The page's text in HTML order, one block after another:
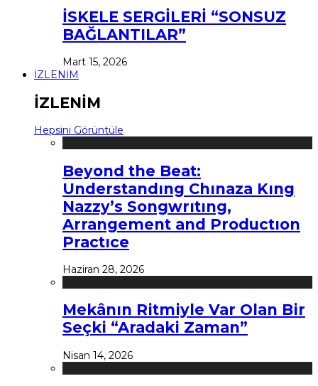
İSKELE SERGİLERİ “SONSUZ
BAĞLANTILAR”
Mart 15, 2026
İZLENİM
İZLENİM
Hepsini Görüntüle
Beyond the Beat:
Understandıng Chınaza Kıng
Nazzy’s Songwrıtıng,
Arrangement and Productıon
Practıce
Haziran 28, 2026
Mekânın Ritmiyle Var Olan Bir
Seçki “Aradaki Zaman”
Nisan 14, 2026